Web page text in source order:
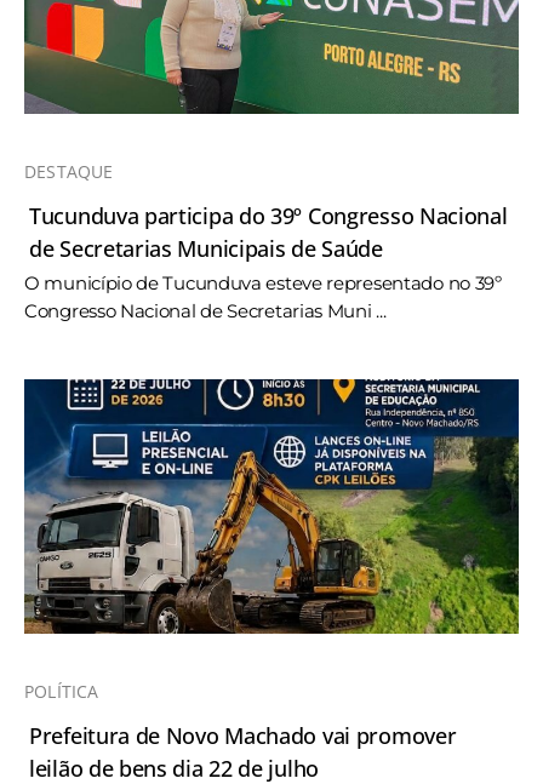
DESTAQUE
Tucunduva participa do 39º Congresso Nacional
de Secretarias Municipais de Saúde
O município de Tucunduva esteve representado no 39º
Congresso Nacional de Secretarias Muni ...
POLÍTICA
Prefeitura de Novo Machado vai promover
leilão de bens dia 22 de julho